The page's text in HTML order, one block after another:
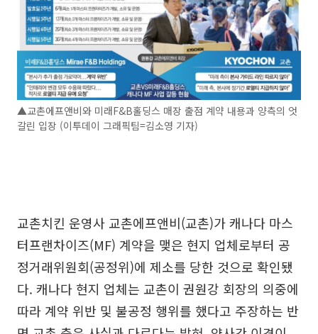
▲교촌에프앤비와 미래F&B홀딩스 매장 출점 계약 내용과 양측의 엇
갈린 입장 (이투데이 그래픽팀=김소영 기자)
교촌치킨 운영사 교촌에프앤비(교촌)가 캐나다 마스
터프랜차이즈(MF) 계약을 맺은 현지 업체로부터 공
정거래위원회(공정위)에 제소를 당한 것으로 확인됐
다. 캐나다 현지 업체는 교촌이 권원강 회장의 의중에
따라 계약 위반 및 불공정 행위를 했다고 주장하는 반